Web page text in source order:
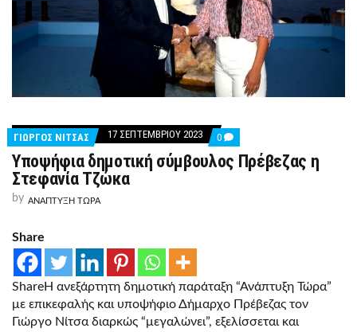
ΓΙΩΡΓΟΣ ΝΙΤΣΑΣ 17 ΣΕΠΤΕΜΒΡΊΟΥ 2023 0 COMMENTS
ON
ΥΠΟΨΉΦΙΑ
ΔΗΜΟΤΙΚΉ
Υποψήφια δημοτική σύμβουλος Πρέβεζας η
Στεφανία Τζώκα
by ΑΝΑΠΤΥΞΗ ΤΩΡΑ
Share
ShareΗ ανεξάρτητη δημοτική παράταξη “Ανάπτυξη Τώρα”
με επικεφαλής και υποψήφιο Δήμαρχο Πρέβεζας τον
Γιώργο Νίτσα διαρκώς “μεγαλώνει”, εξελίσσεται και